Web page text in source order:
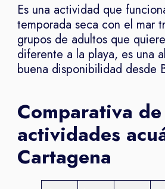
Es una actividad que
temporada seca con el mar
grupos de adultos que
diferente a la playa, es una
buena disponibilidad desde
Comparativa de
actividades
Cartagena